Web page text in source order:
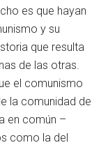
es que hayan
y su
que resulta
de las otras.
el comunismo
la comunidad de
en común –
como la del